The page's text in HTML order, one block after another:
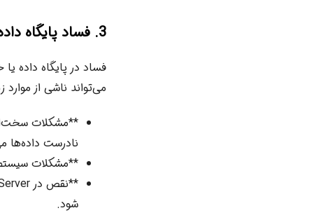
3. فساد پایگاه داده (Database Corruption)
می‌تواند ناشی از موارد
نادرست داده‌ها
**مشکلات
شود.